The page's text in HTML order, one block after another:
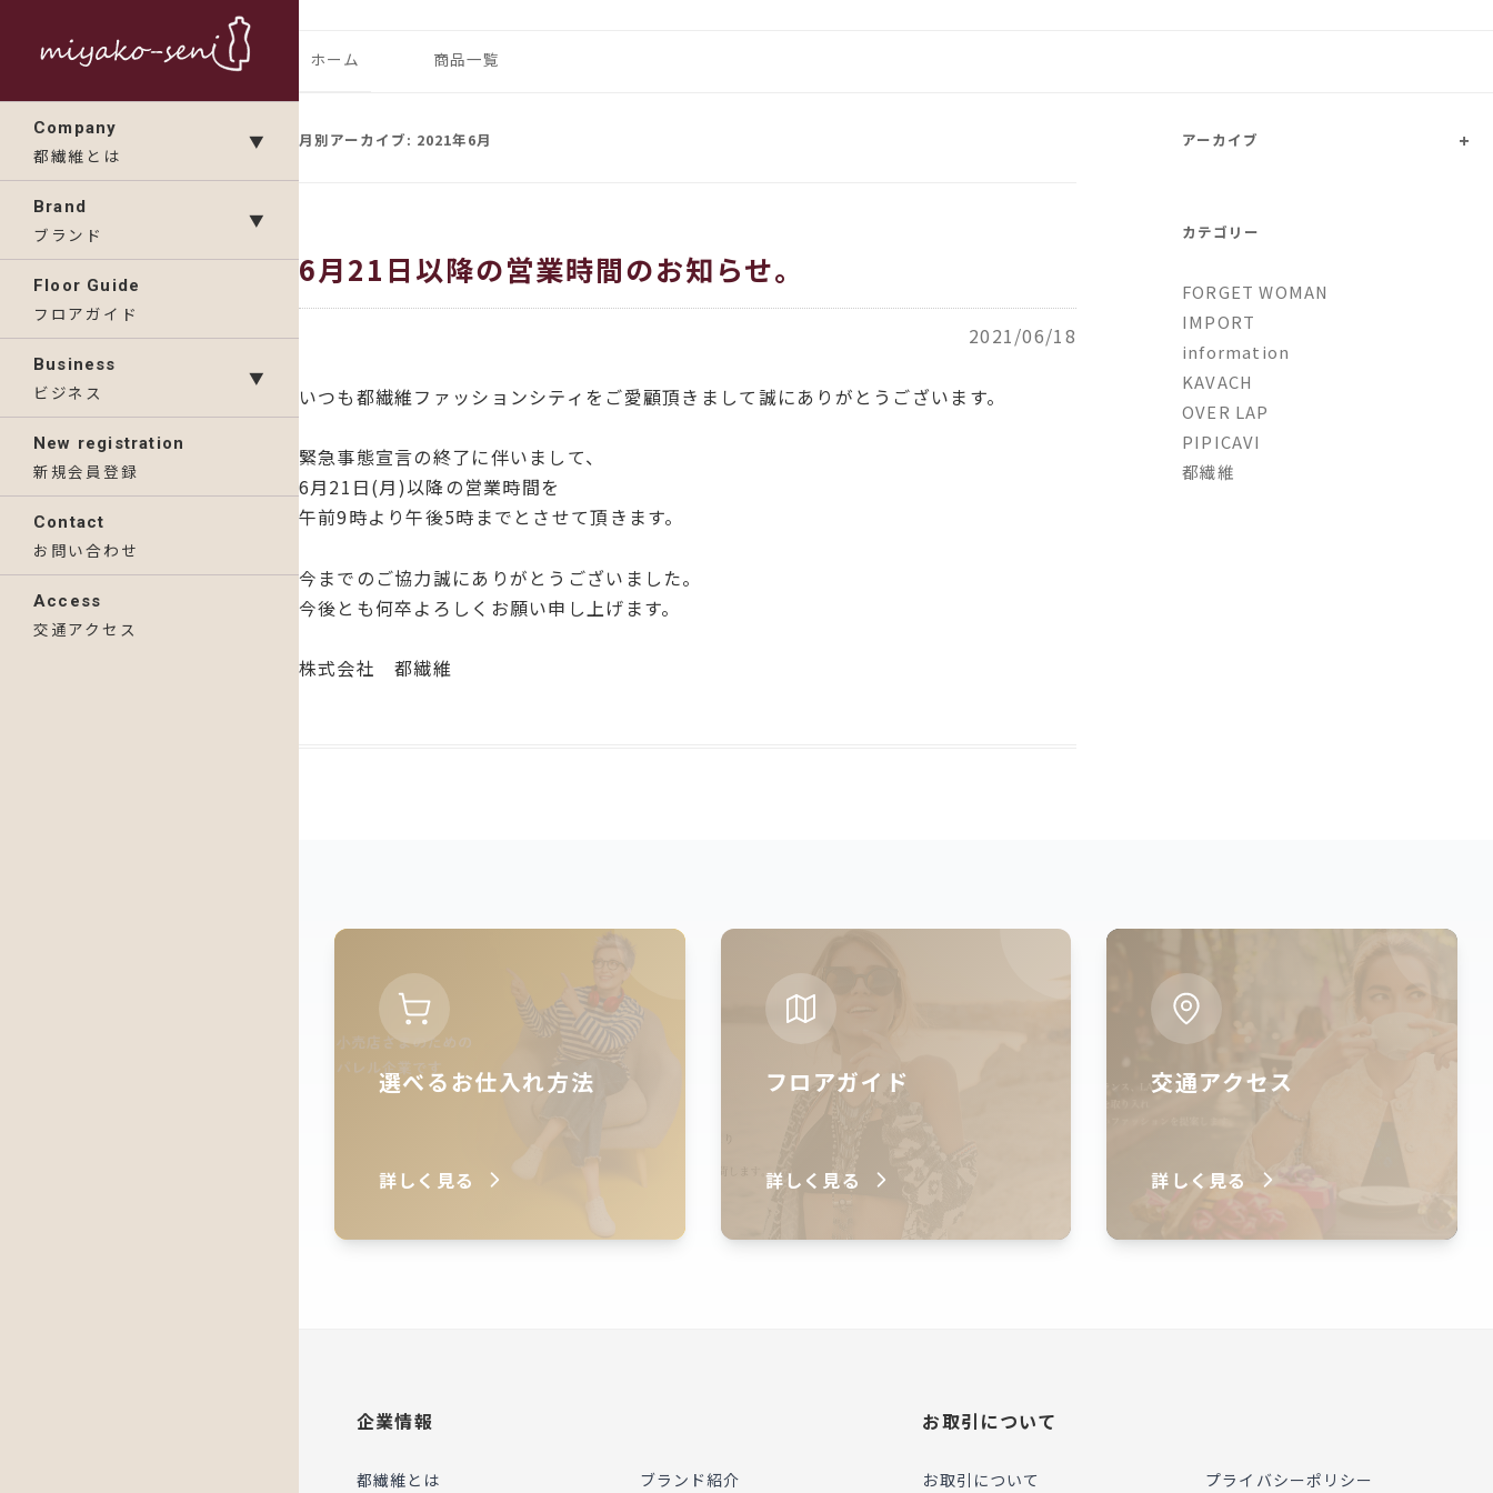
Company
都繊維とは
▼
Brand
ブランド
▼
Floor Guide
フロアガイド
Business
ビジネス
▼
New registration
新規会員登録
Contact
お問い合わせ
Access
交通アクセス
ン
ツ
ッ
フランス、イタリア、アメリカのインポートファッションとオリジナルブ
ランドの「都繊維」
ホーム 商品一覧
月別アーカイブ: 2021年6月
6月21日以降の営業時間のお知らせ。
2021/06/18
いつも都繊維ファッションシティをご愛顧頂きまして誠にありがとうございます。
緊急事態宣言の終了に伴いまして、
6月21日(月)以降の営業時間を
午前9時より午後5時までとさせて頂きます。
今までのご協力誠にありがとうございました。
今後とも何卒よろしくお願い申し上げます。
株式会社 都繊維
アーカイブ +
カテゴリー
FORGET WOMAN
IMPORT
information
KAVACH
OVER LAP
PIPICAVI
都繊維
選べるお仕入れ方法
詳しく見る
フロアガイド
詳しく見る
交通アクセス
詳しく見る
企業情報
都繊維とは ブランド紹介
お取引について
お取引について プライバシーポリシー